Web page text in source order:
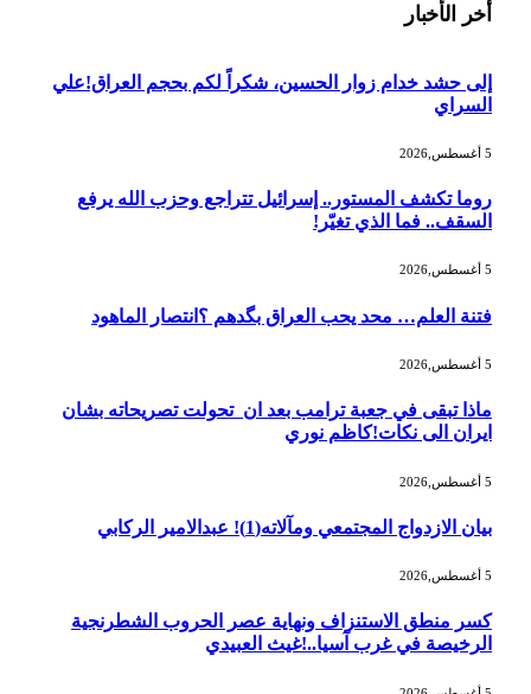
أخر الأخبار
إلى حشد خدام زوار الحسين، شكراً لكم بحجم العراق!علي
السراي
روما تكشف المستور.. إسرائيل تتراجع وحزب الله يرفع
السقف.. فما الذي تغيّر!
فتنة العلم… محد يحب العراق بگدهم ؟انتصار الماهود
ماذا تبقى في جعبة ترامب بعد ان تحولت تصريحاته بشان
ايران الى نكات!كاظم نوري
بيان الازدواج المجتمعي ومآلاته(1)! عبدالامير الركابي
كسر منطق الاستنزاف ونهاية عصر الحروب الشطرنجية
الرخيصة في غرب آسيا..!غيث العبيدي